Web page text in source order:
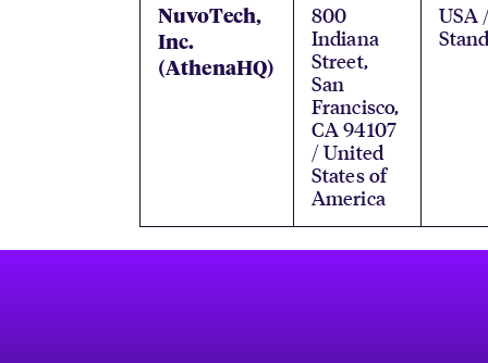
NuvoTech,
Inc.
(AthenaHQ)
800
Indiana
Street,
San
Francisco,
CA 94107
/ United
States of
America
USA